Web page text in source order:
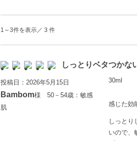
1～3件を表示／ 3 件
しっとりベタつかな
投稿日：2026年5月15日
Bambom様 50－54歳：敏感
肌
30ml
感じた効
しっとり
いので、